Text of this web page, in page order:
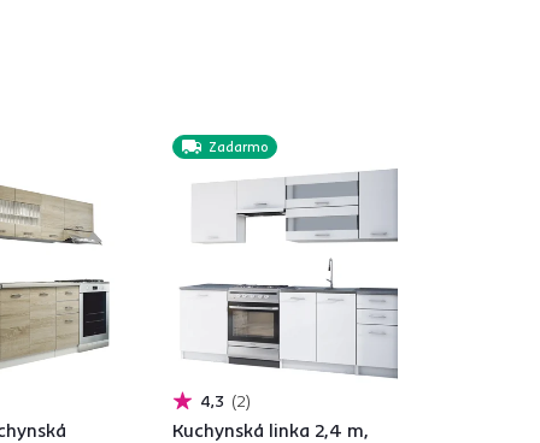
Zadarmo
4,3 2
Kuchynská linka 2,4 m,